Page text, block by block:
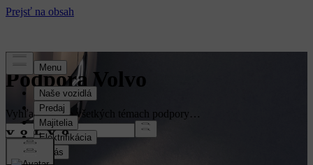
Podpora Volvo
Vyhľadávať vo všetkých témach podpory…